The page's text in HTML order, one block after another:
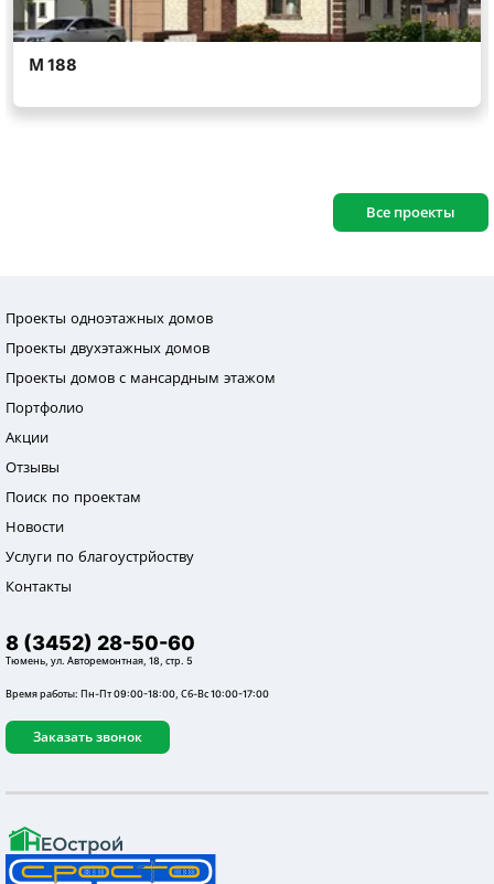
Все проекты
Проекты одноэтажных домов
Проекты двухэтажных домов
Проекты домов с мансардным этажом
Портфолио
Акции
Отзывы
Поиск по проектам
Новости
Услуги по благоустрйоству
Контакты
8 (3452) 28-50-60
Тюмень, ул. Авторемонтная, 18, стр. 5
Время работы: Пн-Пт 09:00-18:00, Сб-Вс 10:00-17:00
Заказать звонок